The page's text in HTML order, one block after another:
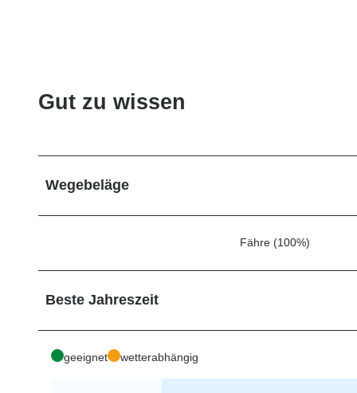
Gut zu wissen
Wegebeläge
Fähre (100%)
Beste Jahreszeit
geeignet wetterabhängig